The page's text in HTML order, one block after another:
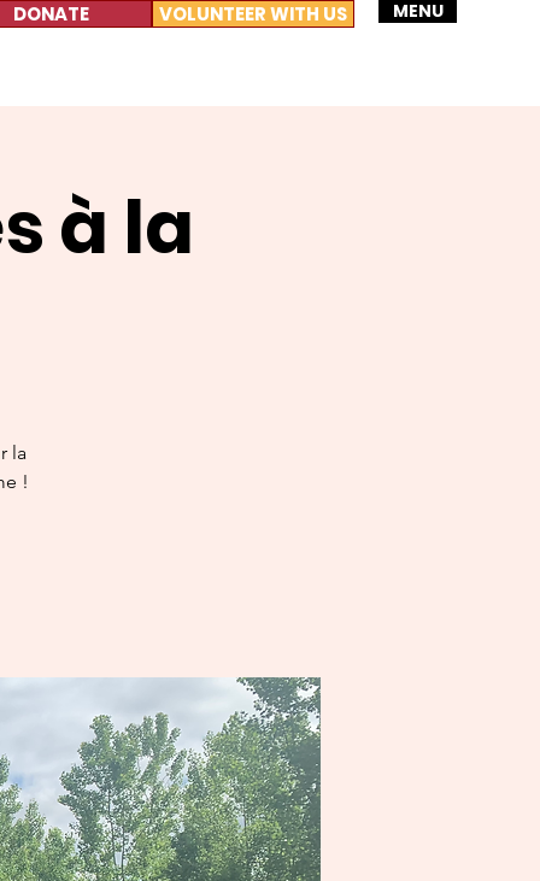
DONATE VOLUNTEER WITH US MENU
à la
la
!